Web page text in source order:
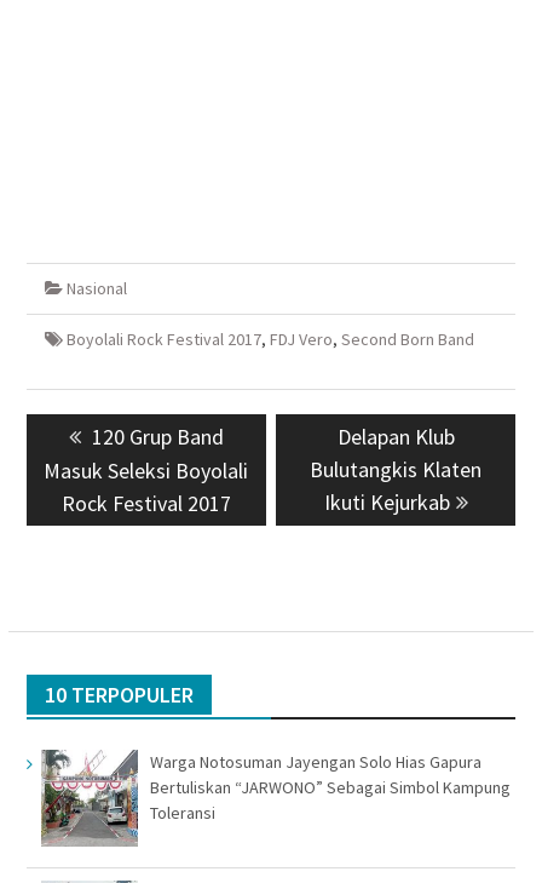
Nasional
Boyolali Rock Festival 2017, FDJ Vero, Second Born Band
Navigasi
Previous
post:
120 Grup Band
Masuk Seleksi Boyolali
Rock Festival 2017
Next
post:
Delapan Klub
Bulutangkis Klaten
Ikuti Kejurkab
10 TERPOPULER
Warga Notosuman Jayengan Solo Hias Gapura
Bertuliskan “JARWONO” Sebagai Simbol Kampung
Toleransi